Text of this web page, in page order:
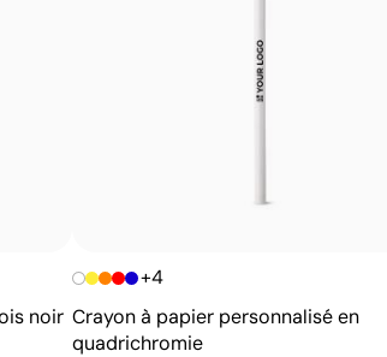
noir
+4
Crayon à papier personnalisé en
quadrichromie